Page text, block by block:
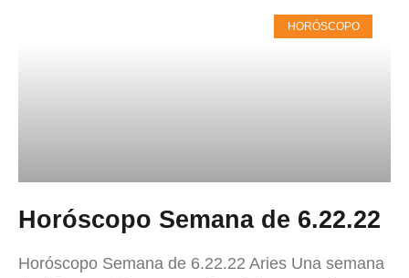
HORÓSCOPO
Horóscopo Semana de 6.22.22
Horóscopo Semana de 6.22.22 Aries Una semana